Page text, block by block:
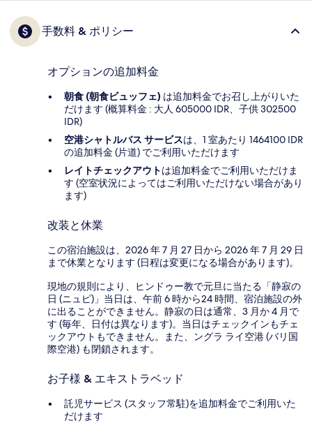
手数料 & ポリシー
オプションの追加料金
朝食 (朝食ビュッフェ) は追加料金でお召し上がりいた
だけます (概算料金 : 大人 605000 IDR、子供 302500
IDR)
空港シャトルバス サービスは、1 室あたり 1464100 IDR
の追加料金 (片道) でご利用いただけます
レイトチェックアウトは追加料金でご利用いただけま
す (空室状況によってはご利用いただけない場合があり
ます)
改装と休業
この宿泊施設は、2026 年 7 月 27 日から 2026 年 7 月 29 日
まで休業となります (日程は変更になる場合があります)。
現地の規則により、ヒンドゥー教で元旦に当たる「静寂の
日 (ニュピ)」当日は、午前 6 時から24 時間、宿泊施設の外
に出ることができません。静寂の日は通常、3 月か 4 月で
す (毎年、日付は異なります)。当日はチェックインもチェ
ックアウトもできません。また、ングラ ライ空港 (バリ国
際空港) も閉鎖されます。
お子様 & エキストラベッド
託児サービス (スタッフ常駐)を追加料金でご利用いた
だけます